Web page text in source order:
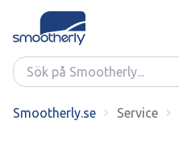
Smootherly.se Service